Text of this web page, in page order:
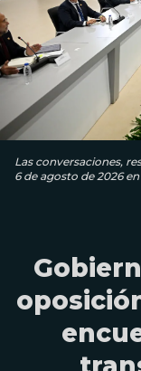
Las conversaciones,
6 de agosto de 2026